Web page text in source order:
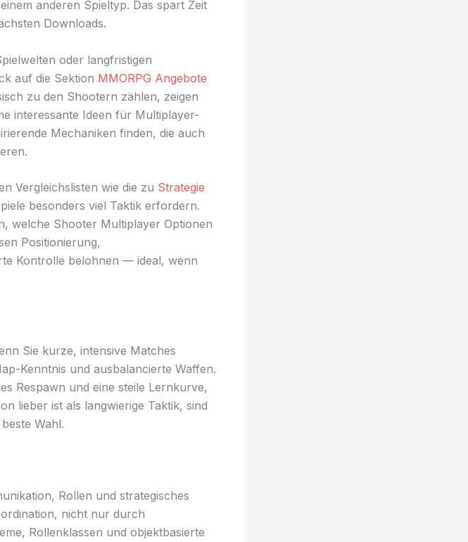
anderen Spieltyp. Das spart Zeit
Downloads.
oder langfristigen
auf die Sektion MMORPG Angebote
zu den Shootern zählen, zeigen
interessante Ideen für Multiplayer-
Mechaniken finden, die auch
Vergleichslisten wie die zu Strategie
besonders viel Taktik erfordern.
welche Shooter Multiplayer Optionen
Positionierung,
Kontrolle belohnen — ideal, wenn
Sie kurze, intensive Matches
Kenntnis und ausbalancierte Waffen.
Respawn und eine steile Lernkurve,
lieber ist als langwierige Taktik, sind
Wahl.
Rollen und strategisches
nicht nur durch
Rollenklassen und objektbasierte